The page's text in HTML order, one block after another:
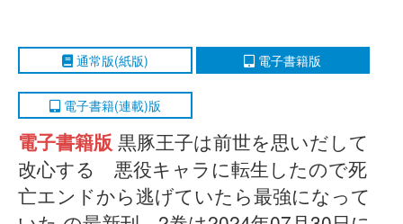
通常版(紙版) 電子書籍版
電子書籍(連載)版
電子書籍版 黒豚王子は前世を思いだして
改心する 悪役キャラに転生したので死
亡エンドから逃げていたら最強になって